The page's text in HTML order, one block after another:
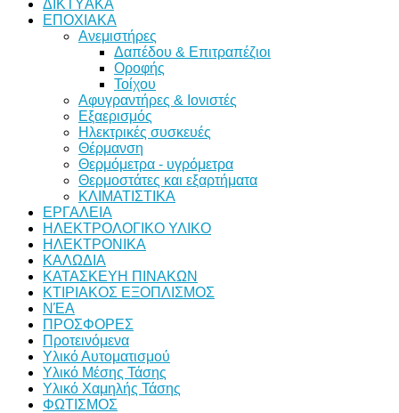
ΔΙKTΥAKA
ΕΠΟΧΙΑΚΑ
Ανεμιστήρες
Δαπέδου & Επιτραπέζιοι
Οροφής
Τοίχου
Αφυγραντήρες & Ιονιστές
Εξαερισμός
Ηλεκτρικές συσκευές
Θέρμανση
Θερμόμετρα - υγρόμετρα
Θερμοστάτες και εξαρτήματα
ΚΛΙΜΑΤΙΣΤΙΚΑ
ΕΡΓΑΛΕΙΑ
ΗΛΕΚΤΡΟΛΟΓΙΚΟ ΥΛΙΚΟ
ΗΛΕΚΤΡΟΝΙΚΑ
ΚΑΛΩΔΙΑ
ΚΑΤΑΣΚΕΥΗ ΠΙΝΑΚΩΝ
ΚΤΙΡΙΑΚΟΣ ΕΞΟΠΛΙΣΜΟΣ
ΝΈΑ
ΠΡΟΣΦΟΡΕΣ
Προτεινόμενα
Υλικό Αυτοματισμού
Υλικό Μέσης Τάσης
Υλικό Χαμηλής Τάσης
ΦΩΤΙΣΜΟΣ